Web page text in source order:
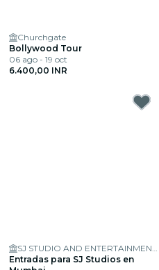
Churchgate
Bollywood Tour
06 ago - 19 oct
6.400,00 INR
SJ STUDIO AND ENTERTAINMENT LTD
Entradas para SJ Studios en